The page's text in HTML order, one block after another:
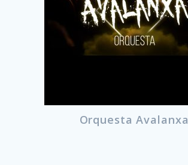
Orquesta Avalanxa